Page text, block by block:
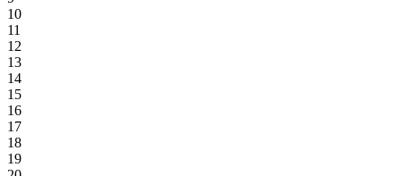
10
11
12
13
14
15
16
17
18
19